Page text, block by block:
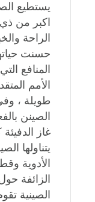
يستطيع
اكبر من
الراحة
حسنت
المنافع
الأمم
طويلة ،
الصينن
غاز
يتناولها
الأدوية
الزائفة
الصينية